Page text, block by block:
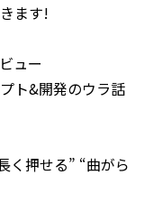
ます!
ュー
ト&開発のウラ話
く押せる” “曲がら